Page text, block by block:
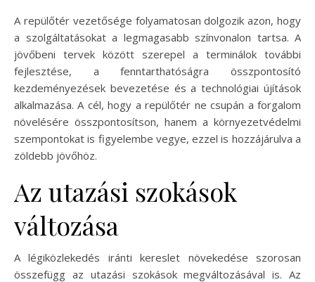
A repülőtér vezetősége folyamatosan dolgozik azon, hogy
a szolgáltatásokat a legmagasabb színvonalon tartsa. A
jövőbeni tervek között szerepel a terminálok további
fejlesztése, a fenntarthatóságra összpontosító
kezdeményezések bevezetése és a technológiai újítások
alkalmazása. A cél, hogy a repülőtér ne csupán a forgalom
növelésére összpontosítson, hanem a környezetvédelmi
szempontokat is figyelembe vegye, ezzel is hozzájárulva a
zöldebb jövőhöz.
Az utazási szokások
változása
A légiközlekedés iránti kereslet növekedése szorosan
összefügg az utazási szokások megváltozásával is. Az